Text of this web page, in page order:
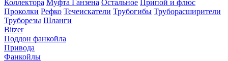
Коллектора Муфта Ганзена Остальное Припой и флюс
Проколки Рефко Течеискатели Трубогибы Труборасширители
Труборезы Шланги
Bitzer
Поддон фанкойла
Привода
Фанкойлы